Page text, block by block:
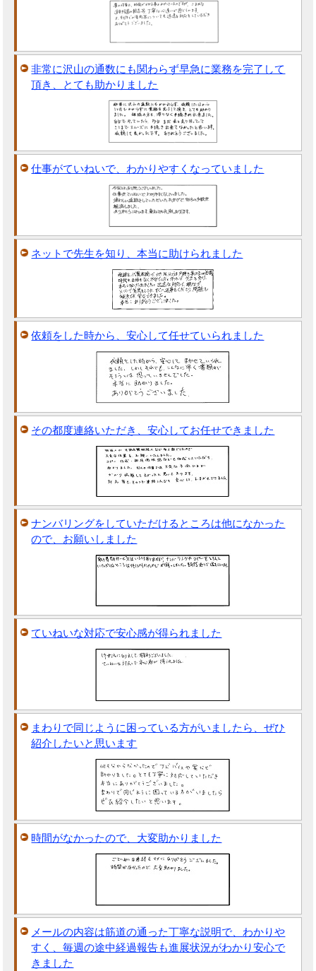
非常に沢山の通数にも関わらず早急に業務を完了して
頂き、とても助かりました
仕事がていねいで、わかりやすくなっていました
ネットで先生を知り、本当に助けられました
依頼をした時から、安心して任せていられました
その都度連絡いただき、安心してお任せできました
ナンバリングをしていただけるところは他になかった
ので、お願いしました
ていねいな対応で安心感が得られました
まわりで同じように困っている方がいましたら、ぜひ
紹介したいと思います
時間がなかったので、大変助かりました
メールの内容は筋道の通った丁寧な説明で、わかりや
すく、毎週の途中経過報告も進展状況がわかり安心で
きました